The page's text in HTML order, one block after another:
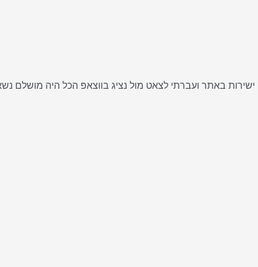
באתר ועברתי לצאט מול נציג בווצאפ הכל היה מושלם